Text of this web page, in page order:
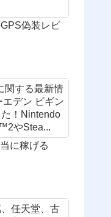
偽装レビ
関する最新情
デン ビギン
！Nintendo
やStea...
に稼げる
任天堂、古